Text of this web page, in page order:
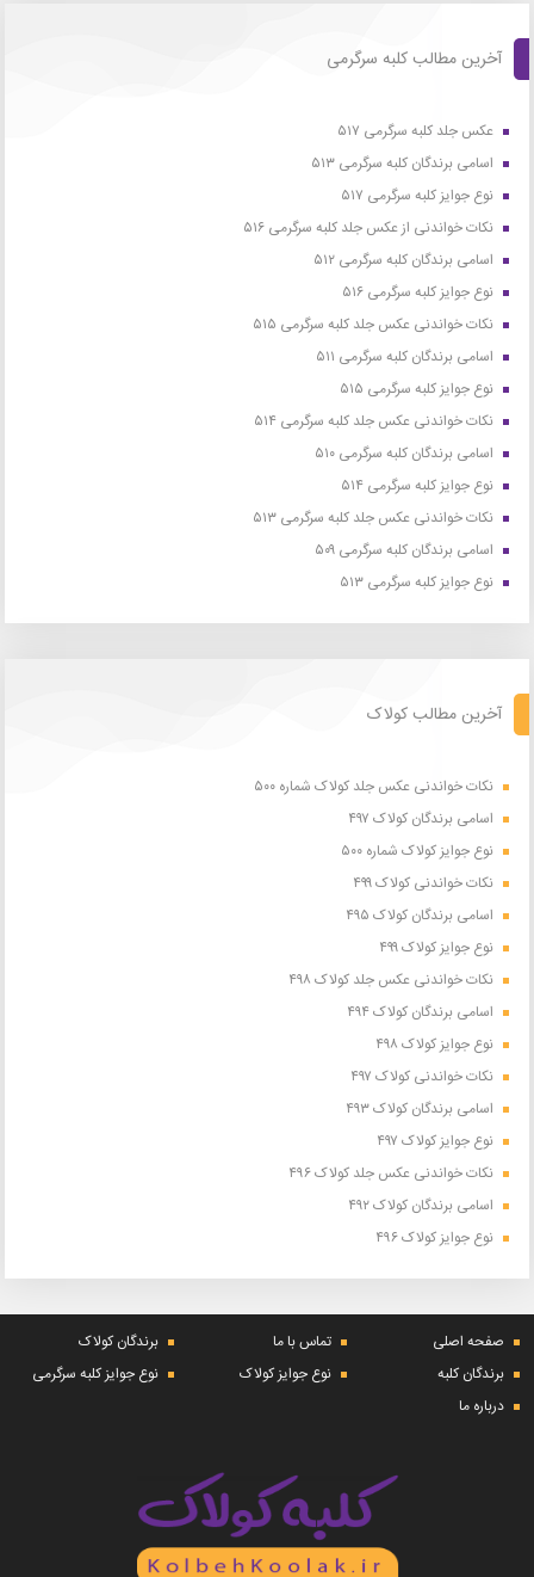
آخرین مطالب کلبه سرگرمی
عکس جلد کلبه سرگرمی ۵۱۷
اسامی برندگان کلبه سرگرمی ۵۱۳
نوع جوایز کلبه سرگرمی ۵۱۷
نکات خواندنی از عکس جلد کلبه سرگرمی ۵۱۶
اسامی برندگان کلبه سرگرمی ۵۱۲
نوع جوایز کلبه سرگرمی ۵۱۶
نکات خواندنی عکس جلد کلبه سرگرمی ۵۱۵
اسامی برندگان کلبه سرگرمی ۵۱۱
نوع جوایز کلبه سرگرمی ۵۱۵
نکات خواندنی عکس جلد کلبه سرگرمی ۵۱۴
اسامی برندگان کلبه سرگرمی ۵۱۰
نوع جوایز کلبه سرگرمی ۵۱۴
نکات خواندنی عکس جلد کلبه سرگرمی ۵۱۳
اسامی برندگان کلبه سرگرمی ۵۰۹
نوع جوایز کلبه سرگرمی ۵۱۳
آخرین مطالب کولاک
نکات خواندنی عکس جلد کولاک شماره ۵۰۰
اسامی برندگان کولاک ۴۹۷
نوع جوایز کولاک شماره ۵۰۰
نکات خواندنی کولاک ۴۹۹
اسامی برندگان کولاک ۴۹۵
نوع جوایز کولاک ۴۹۹
نکات خواندنی عکس جلد کولاک ۴۹۸
اسامی برندگان کولاک ۴۹۴
نوع جوایز کولاک ۴۹۸
نکات خواندنی کولاک ۴۹۷
اسامی برندگان کولاک ۴۹۳
نوع جوایز کولاک ۴۹۷
نکات خواندنی عکس جلد کولاک ۴۹۶
اسامی برندگان کولاک ۴۹۲
نوع جوایز کولاک ۴۹۶
صفحه اصلی تماس با ما
برندگان کولاک
برندگان کلبه
نوع جوایز کولاک
نوع جوایز کلبه سرگرمی
درباره ما